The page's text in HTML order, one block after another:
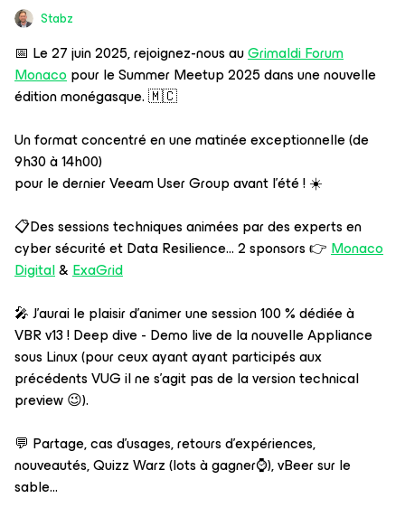
Stabz
📅 Le 27 juin 2025, rejoignez-nous auGrimaldi Forum
Monacopour le Summer Meetup 2025 dans une nouvelle
édition monégasque. 🇲🇨
Un format concentré en une matinée exceptionnelle (de
9h30 à 14h00)
pour le dernier Veeam User Group avant l'été ! ☀️
📋Des sessions techniques animées par des experts en
cyber sécurité et Data Resilience... 2 sponsors 👉Monaco
Digital&ExaGrid
🎤 J’aurai le plaisir d’animer une session 100 % dédiée à
VBR v13 ! Deep dive - Demo live de la nouvelle Appliance
sous Linux (pour ceux ayant ayant participés aux
précédents VUG il ne s’agit pas de la version technical
preview 😉).
💬 Partage, cas d’usages, retours d’expériences,
nouveautés, Quizz Warz (lots à gagner⌚), vBeer sur le
sable...